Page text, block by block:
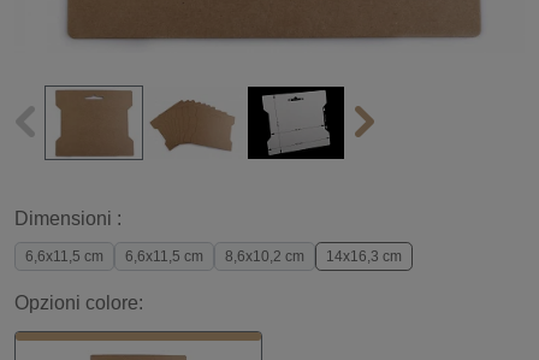
Dimensioni :
6,6x11,5 cm 6,6x11,5 cm 8,6x10,2 cm 14x16,3 cm
Opzioni colore: